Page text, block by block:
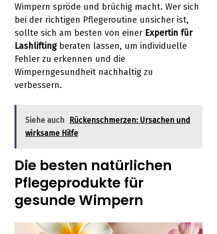
Wimpern spröde und brüchig macht. Wer sich
bei der richtigen Pflegeroutine unsicher ist,
sollte sich am besten von einer Expertin für
Lashliftingberaten lassen, um individuelle
Fehler zu erkennen und die
Wimperngesundheit nachhaltig zu
verbessern.
Siehe auch
Rückenschmerzen: Ursachen und
wirksame Hilfe
Die besten natürlichen
Pflegeprodukte für
gesunde Wimpern